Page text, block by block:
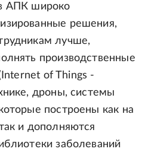
АПК широко
решения,
лучше,
производственные
of Things -
дроны, системы
построены как на
и дополняются
заболеваний